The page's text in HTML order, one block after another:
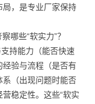
，是专业厂家保持
哪些“软实力”？
持能力（能否快速
验与流程（是否有
（出现问题时能否
稳定性。这些“软实